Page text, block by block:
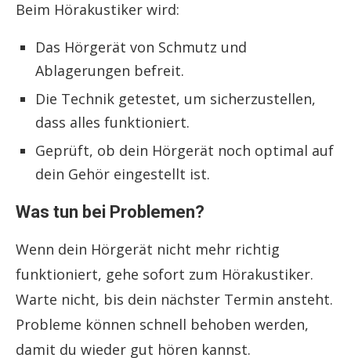
Beim Hörakustiker wird:
Das Hörgerät von Schmutz und
Ablagerungen befreit.
Die Technik getestet, um sicherzustellen,
dass alles funktioniert.
Geprüft, ob dein Hörgerät noch optimal auf
dein Gehör eingestellt ist.
Was tun bei Problemen?
Wenn dein Hörgerät nicht mehr richtig
funktioniert, gehe sofort zum Hörakustiker.
Warte nicht, bis dein nächster Termin ansteht.
Probleme können schnell behoben werden,
damit du wieder gut hören kannst.